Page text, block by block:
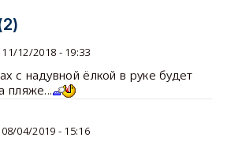
11/12/2018 - 19:33
с надувной ёлкой в руке будет
пляже...
04/2019 - 15:16